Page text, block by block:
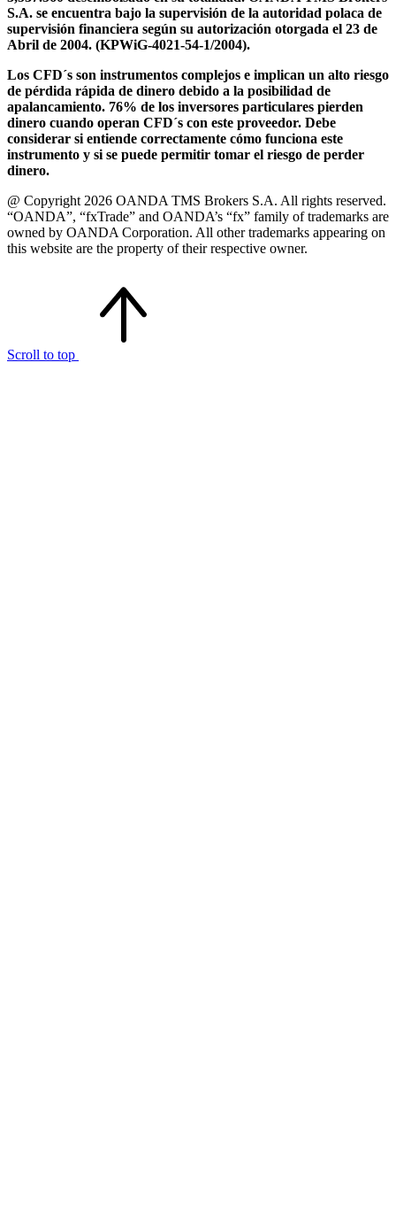
S.A. se encuentra bajo la supervisión de la autoridad polaca de
supervisión financiera según su autorización otorgada el 23 de
Abril de 2004. (KPWiG-4021-54-1/2004).
Los CFD´s son instrumentos complejos e implican un alto riesgo
de pérdida rápida de dinero debido a la posibilidad de
apalancamiento. 76% de los inversores particulares pierden
dinero cuando operan CFD´s con este proveedor. Debe
considerar si entiende correctamente cómo funciona este
instrumento y si se puede permitir tomar el riesgo de perder
dinero.
@ Copyright 2026 OANDA TMS Brokers S.A. All rights reserved.
“OANDA”, “fxTrade” and OANDA’s “fx” family of trademarks are
owned by OANDA Corporation. All other trademarks appearing on
this website are the property of their respective owner.
Scroll to top